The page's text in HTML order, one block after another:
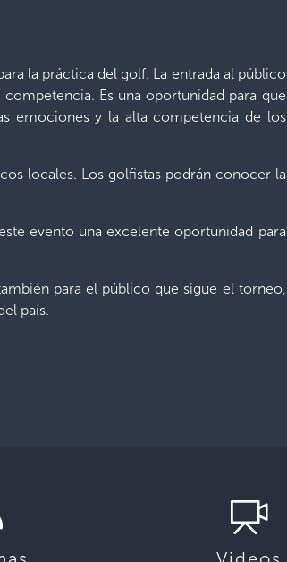
la práctica del golf. La entrada al público
Es una oportunidad para que
emociones y la alta competencia de los
locales. Los golfistas podrán conocer la
evento una excelente oportunidad para
para el público que sigue el torneo,
país.